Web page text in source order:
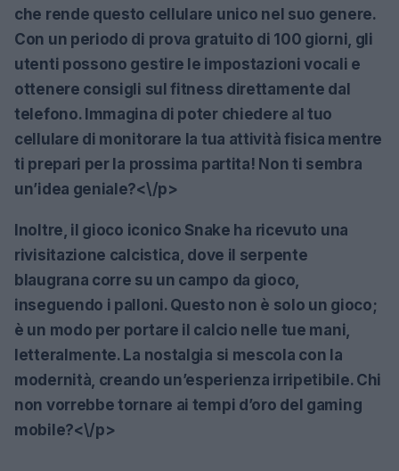
che rende questo cellulare unico nel suo genere.
Con un periodo di prova gratuito di 100 giorni, gli
utenti possono gestire le impostazioni vocali e
ottenere consigli sul fitness direttamente dal
telefono. Immagina di poter chiedere al tuo
cellulare di monitorare la tua attività fisica mentre
ti prepari per la prossima partita! Non ti sembra
un’idea geniale?<\/p>
Inoltre, il gioco iconicoSnake ha ricevuto una
rivisitazione calcistica, dove il serpente
blaugrana corre su un campo da gioco,
inseguendo i palloni. Questo non è solo un gioco;
è un modo per portare il calcio nelle tue mani,
letteralmente. La nostalgia si mescola con la
modernità, creando un’esperienza irripetibile. Chi
non vorrebbe tornare ai tempi d’oro del gaming
mobile?<\/p>